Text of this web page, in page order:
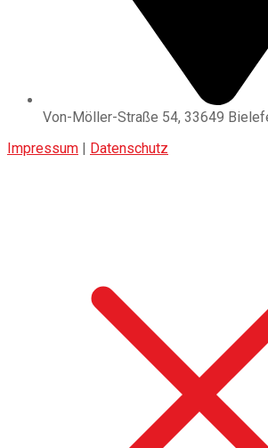
Von-Möller-Straße 54, 33649
Impressum
Datenschutz